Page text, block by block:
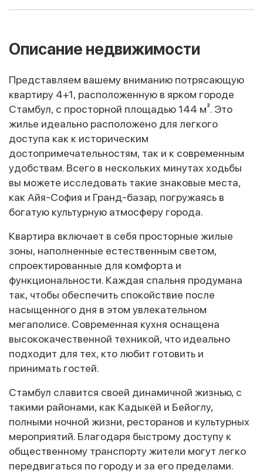
Описание недвижимости
Представляем вашему вниманию потрясающую
квартиру 4+1, расположенную в ярком городе
Стамбул, с просторной площадью 144 м². Это
жилье идеально расположено для легкого
доступа как к историческим
достопримечательностям, так и к современным
удобствам. Всего в нескольких минутах ходьбы
вы можете исследовать такие знаковые места,
как Айя-София и Гранд-базар, погружаясь в
богатую культурную атмосферу города.
Квартира включает в себя просторные жилые
зоны, наполненные естественным светом,
спроектированные для комфорта и
функциональности. Каждая спальня продумана
так, чтобы обеспечить спокойствие после
насыщенного дня в этом увлекательном
мегаполисе. Современная кухня оснащена
высококачественной техникой, что идеально
подходит для тех, кто любит готовить и
принимать гостей.
Стамбул славится своей динамичной жизнью, с
такими районами, как Кадыкёй и Бейоглу,
полными ночной жизни, ресторанов и культурных
мероприятий. Благодаря быстрому доступу к
общественному транспорту жители могут легко
передвигаться по городу и за его пределами.